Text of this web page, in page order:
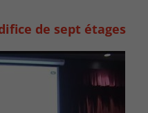
de sept étages